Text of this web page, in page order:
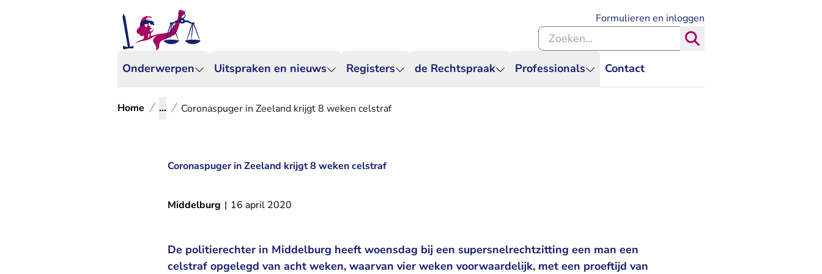
Onderwerpen Uitspraken en nieuws Registers de Rechtspraak Professionals Contact
Formulieren en inloggen
Zoeken binnen de Rechtspraak
Home ... Coronaspuger in Zeeland krijgt 8 weken celstraf
Coronaspuger in Zeeland krijgt 8 weken celstraf
Middelburg | 16 april 2020
De politierechter in Middelburg heeft woensdag bij een supersnelrechtzitting een man een
celstraf opgelegd van acht weken, waarvan vier weken voorwaardelijk, met een proeftijd van